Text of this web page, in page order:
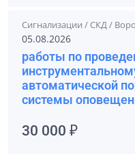
Сигнализации / СКД /
05.08.2026
работы по
автоматической
системы
30 000 ₽